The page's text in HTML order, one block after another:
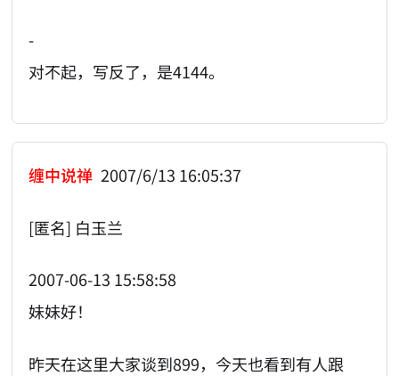
-
对不起，写反了，是4144。
缠中说禅 2007/6/13 16:05:37
[匿名] 白玉兰
2007-06-13 15:58:58
妹妹好！
昨天在这里大家谈到899，今天也看到有人跟